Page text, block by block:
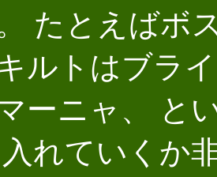
たとえばボ
ルトはブラ
ーニャ、 と
れていくか